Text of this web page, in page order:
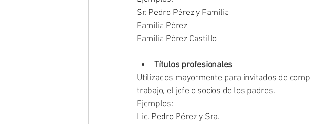
Sr. Pedro Pérez y Familia
Familia Pérez
Familia Pérez Castillo
Títulos profesionales
Utilizados mayormente para invitados de
trabajo, el jefe o socios de los padres.
Ejemplos:
Lic. Pedro Pérez y Sra.